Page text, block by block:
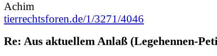
Achim
tierrechtsforen.de/1/3271/4046
Re: Aus aktuellem Anlaß (Legehennen-